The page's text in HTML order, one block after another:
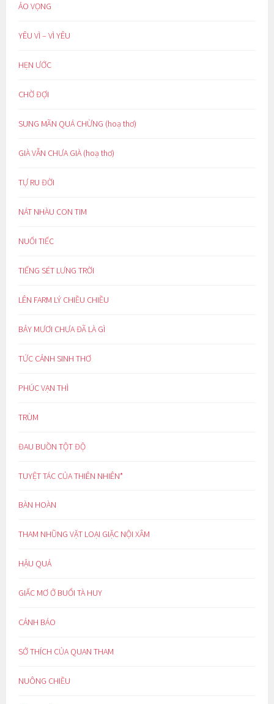
ẢO VỌNG
YÊU VÌ – VÌ YÊU
HẸN ƯỚC
CHỜ ĐỢI
SUNG MÃN QUÁ CHỪNG (hoạ thơ)
GIÀ VẪN CHƯA GIÀ (hoạ thơ)
TỰ RU ĐỜI
NÁT NHÀU CON TIM
NUỐI TIẾC
TIẾNG SÉT LƯNG TRỜI
LÊN FARM LÝ CHIỀU CHIỀU
BẢY MƯƠI CHƯA ĐÃ LÀ GÌ
TỨC CẢNH SINH THƠ
PHÚC VẠN THÌ
TRÙM
ĐAU BUỒN TỘT ĐỘ
TUYỆT TÁC CỦA THIÊN NHIÊN*
BÀN HOÀN
THAM NHŨNG VẶT LOẠI GIẶC NỘI XÂM
HẬU QUẢ
GIẤC MƠ Ở BUỔI TÀ HUY
CẢNH BÁO
SỞ THÍCH CỦA QUAN THAM
NUÔNG CHIỀU